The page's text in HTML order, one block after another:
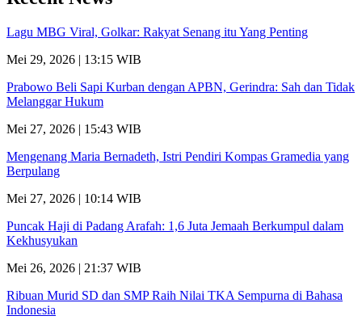
Lagu MBG Viral, Golkar: Rakyat Senang itu Yang Penting
Mei 29, 2026 | 13:15 WIB
Prabowo Beli Sapi Kurban dengan APBN, Gerindra: Sah dan Tidak
Melanggar Hukum
Mei 27, 2026 | 15:43 WIB
Mengenang Maria Bernadeth, Istri Pendiri Kompas Gramedia yang
Berpulang
Mei 27, 2026 | 10:14 WIB
Puncak Haji di Padang Arafah: 1,6 Juta Jemaah Berkumpul dalam
Kekhusyukan
Mei 26, 2026 | 21:37 WIB
Ribuan Murid SD dan SMP Raih Nilai TKA Sempurna di Bahasa
Indonesia